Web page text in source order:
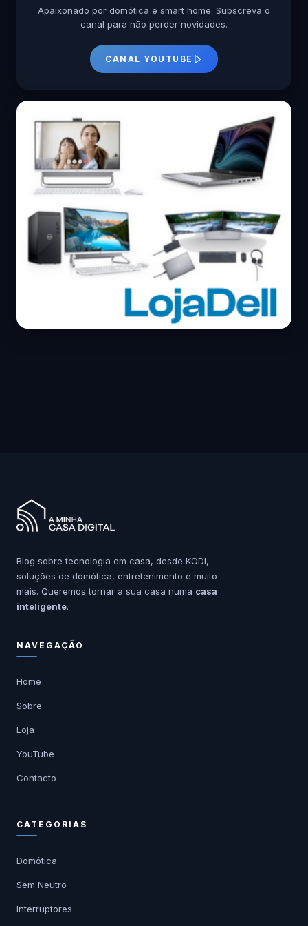
Apaixonado por domótica e smart home. Subscreva o
canal para não perder novidades.
CANAL YOUTUBE
Blog sobre tecnologia em casa, desde KODI,
soluções de domótica, entretenimento e muito
mais. Queremos tornar a sua casa numa casa
inteligente.
NAVEGAÇÃO
Home
Sobre
Loja
YouTube
Contacto
CATEGORIAS
Domótica
Sem Neutro
Interruptores